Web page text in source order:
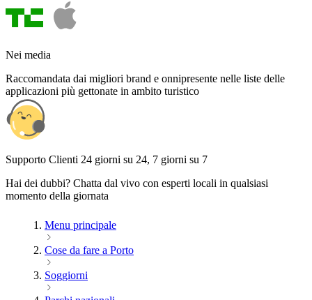
Nei media
Raccomandata dai migliori brand e onnipresente nelle liste delle
applicazioni più gettonate in ambito turistico
Supporto Clienti 24 giorni su 24, 7 giorni su 7
Hai dei dubbi? Chatta dal vivo con esperti locali in qualsiasi
momento della giornata
Menu principale
Cose da fare a Porto
Soggiorni